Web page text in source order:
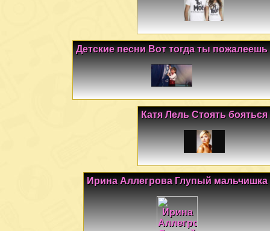
Детские песни Вот тогда ты пожалеешь
Катя Лель Стоять бояться
Ирина Аллегрова Глупый мальчишка